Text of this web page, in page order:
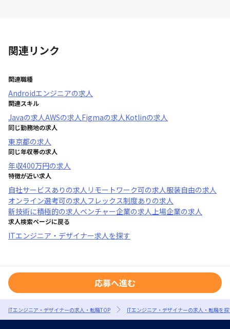
関連リンク
関連職種
Androidエンジニアの求人
関連スキル
Javaの求人AWSの求人Figmaの求人Kotlinの求人
同じ勤務地の求人
東京都の求人
同じ年収帯の求人
年収400万円の求人
特徴が近い求人
自社サービスあり の求人 リモートワーク可の求人服装自由の求人
オンライン選考可の求人フレックス制度あり の求人
新技術に積極的の求人ベンチャー企業の求人上場企業の求人
求人検索ページに戻る
ITエンジニア・デザイナー求人を探す
応募へ進む
ITエンジニア・デザイナーの求人・転職TOP ITエンジニア・デザイナーの求人・転職を